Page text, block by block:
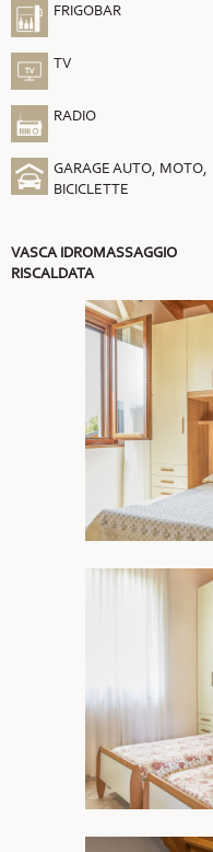
FRIGOBAR
TV
RADIO
GARAGE AUTO, MOTO,
BICICLETTE
VASCA IDROMASSAGGIO
RISCALDATA